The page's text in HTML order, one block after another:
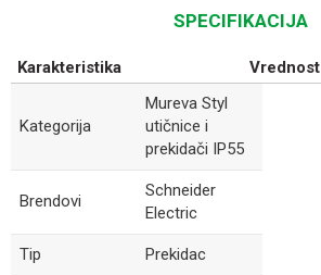
SPECIFIKACIJA
Karakteristika Vrednost
Kategorija
Mureva Styl
utičnice i
prekidači IP55
Brendovi
Schneider
Electric
Tip Prekidac